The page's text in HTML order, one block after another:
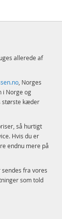
allerede af
, Norges
i Norge og
største kæder
så hurtigt
Hvis du er
endnu mere på
fra vores
som told